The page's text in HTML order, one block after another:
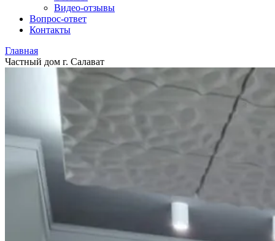
Видео-отзывы
Вопрос-ответ
Контакты
Главная
Частный дом г. Салават